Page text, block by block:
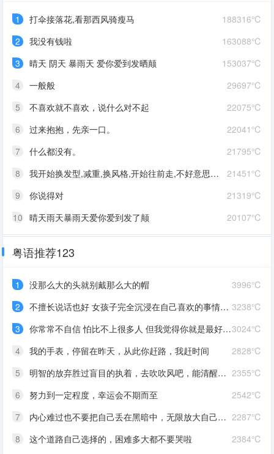
188316℃
1
打伞接落花,看那西风骑瘦马
163088℃
2
我没有钱啦
153037℃
3
晴天 阴天 暴雨天 爱你爱到发晒颠
29697℃
4
一般般
22075℃
5
不喜欢就不喜欢，说什么对不起
22041℃
6
过来抱抱，先亲一口。
21795℃
7
什么都没有。
21451℃
8
我开始换发型,减重,换风格,开始往前走,不好意思啊这一次,我一定要赢
21319℃
9
你说得对
20107℃
10 晴天雨天暴雨天爱你爱到发了颠
粤语推荐123
3996℃
1
没那么大的头就别戴那么大的帽
3238℃
2
不擅长说话也好 女孩子完全沉浸在自己喜欢的事情里 最可爱了 剩下的我会圆场
3024℃
3
你常常不自信 怕比不上很多人 但我觉得你就是最好的 怎么都好 我想告诉你 我对你的爱是兜底 是连你自己都不喜欢自己的时候 还有我来爱你
2828℃
4
我的手表，停留在昨天，从此你赶路，我赶时间
2355℃
5
明智的放弃胜过盲目的执着，去吹吹风吧，能清醒的话感冒也没关系。
2542℃
6
努力到一定程度，幸运会不期而至
2287℃
7
内心难过也不要把自己丢在黑暗中，无限放大自己的情绪。按时睡觉，好好吃饭，洗个热乎的澡，喝甜甜的奶茶。看看长河落日，花朵树木，驱逐丧气再努力奔跑，生活到处是发光的星星。
2384℃
8
这个道路自己选择的，困难多大都不要哭啦